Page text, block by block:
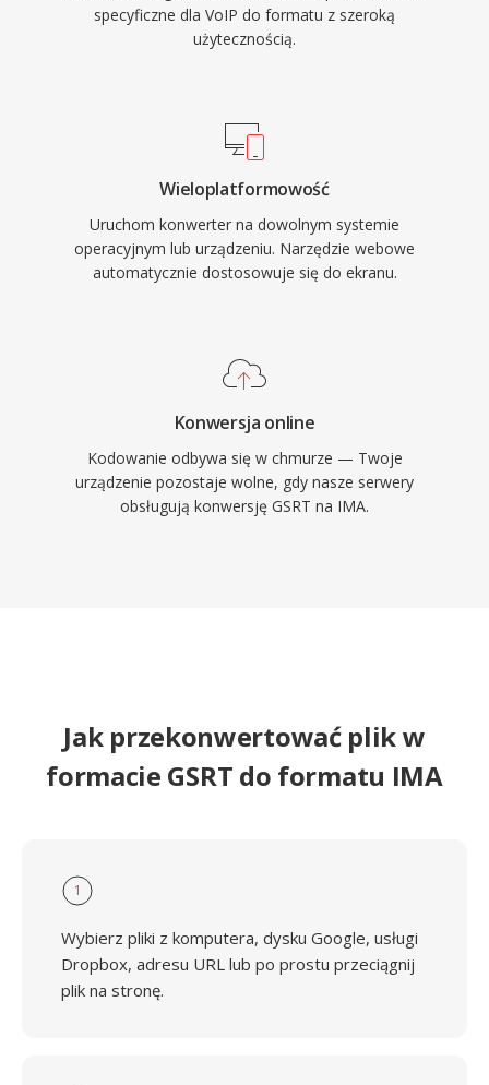
specyficzne dla VoIP do formatu z szeroką
użytecznością.
Wieloplatformowość
Uruchom konwerter na dowolnym systemie
operacyjnym lub urządzeniu. Narzędzie webowe
automatycznie dostosowuje się do ekranu.
Konwersja online
Kodowanie odbywa się w chmurze — Twoje
urządzenie pozostaje wolne, gdy nasze serwery
obsługują konwersję GSRT na IMA.
Jak przekonwertować plik w
formacie GSRT do formatu IMA
1
Wybierz pliki z komputera, dysku Google, usługi
Dropbox, adresu URL lub po prostu przeciągnij
plik na stronę.